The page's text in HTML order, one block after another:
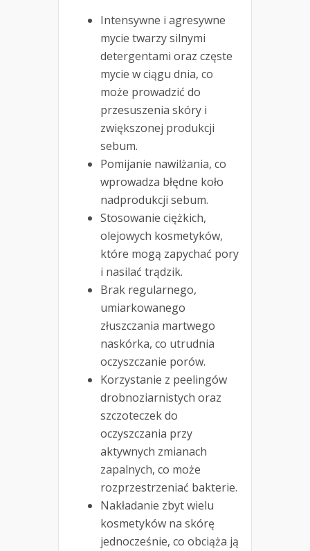
Intensywne i agresywne
mycie twarzy silnymi
detergentami oraz częste
mycie w ciągu dnia, co
może prowadzić do
przesuszenia skóry i
zwiększonej produkcji
sebum.
Pomijanie nawilżania, co
wprowadza błędne koło
nadprodukcji sebum.
Stosowanie ciężkich,
olejowych kosmetyków,
które mogą zapychać pory
i nasilać trądzik.
Brak regularnego,
umiarkowanego
złuszczania martwego
naskórka, co utrudnia
oczyszczanie porów.
Korzystanie z peelingów
drobnoziarnistych oraz
szczoteczek do
oczyszczania przy
aktywnych zmianach
zapalnych, co może
rozprzestrzeniać bakterie.
Nakładanie zbyt wielu
kosmetyków na skórę
jednocześnie, co obciąża ją